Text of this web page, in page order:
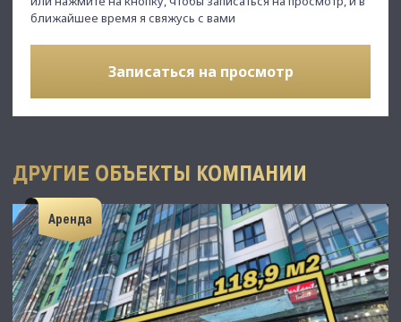
ближайшее время я свяжусь с вами
Записаться на просмотр
ДРУГИЕ ОБЪЕКТЫ КОМПАНИИ
Аренда